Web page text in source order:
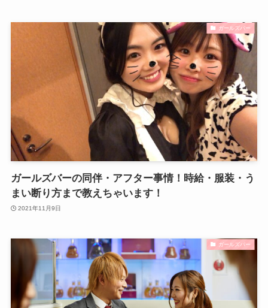
ガールズバー
ガールズバーの同伴・アフター事情！時給・服装・う
まい断り方まで教えちゃいます！
2021年11月9日
ガールズバー